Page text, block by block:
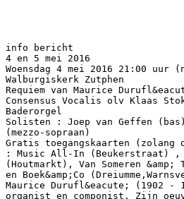
info bericht
4 en 5 mei 2016
Woensdag 4 mei 2016 21:00 uur
Walburgiskerk Zutphen
Requiem van Maurice
Consensus Vocalis olv Klaas
Baderorgel
Solisten : Joep van Geffen
(mezzo-sopraan)
Gratis toegangskaarten
: Music All-In (Beukerstraat) ,
(Houtmarkt), Van Someren
en Boek&amp;Co
Maurice Durufl&eacute; (1902 -
organist en componist. Zijn